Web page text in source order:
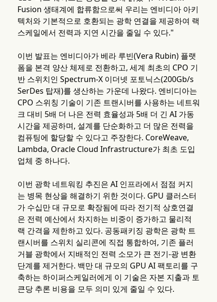
Fusion 생태계에 합류함으로써 우리는 엔비디아 아키
텍처와 기본적으로 호환되는 광학 연결을 제공하여 랙
스케일에서 전력과 지연 시간을 줄일 수 있다."
이번 발표는 엔비디아가 베라 루빈(Vera Rubin) 플랫
폼을 본격 양산 체제로 전환하고, 세계 최초의 CPO 기
반 스위치인 Spectrum-X 이더넷 포토닉스(200Gb/s
SerDes 탑재)를 생산하는 가운데 나왔다. 엔비디아는
CPO 스위칭 기술이 기존 트랜시버를 사용하는 네트워
크 대비 5배 더 나은 전력 효율성과 5배 더 긴 AI 가동
시간을 제공하며, 설계를 단순화하고 더 많은 전력을
컴퓨팅에 할당할 수 있다고 주장한다. CoreWeave,
Lambda, Oracle Cloud Infrastructure가 최초 도입
업체 중 하나다.
이번 광학 네트워킹 추진은 AI 인프라에서 점점 커지
는 병목 현상을 해결하기 위한 것이다. GPU 클러스터
가 수십만 대 규모로 확장됨에 따라 전기적 상호연결
은 전력 예산에서 차지하는 비중이 증가하고 물리적
랙 간격을 제한하고 있다. 공동패키징 광학은 광학 트
랜시버를 스위치 실리콘에 직접 통합하여, 기존 플러
거블 광학에서 지배적인 전력 소모가 큰 전기-광 변환
단계를 제거한다. 백만 대 규모의 GPU AI 팩토리를 구
축하는 하이퍼스케일러에게 이 기술은 자본 지출과 토
큰당 추론 비용을 모두 의미 있게 줄일 수 있다.